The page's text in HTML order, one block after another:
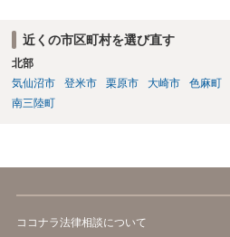
近くの市区町村を選び直す
北部
気仙沼市
登米市 栗原市 大崎市 色麻町
南三陸町
ココナラ法律相談について